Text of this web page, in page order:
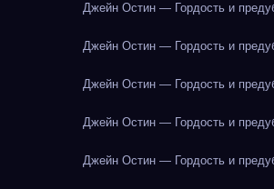
Джейн Остин — Гордость и
Джейн Остин — Гордость и
Джейн Остин — Гордость и
Джейн Остин — Гордость и
Джейн Остин — Гордость и